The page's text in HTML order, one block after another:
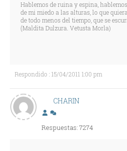
Hablemos de ruina y espina,
de mi miedo a las alturas, lo que
de todo menos del tiempo, que se
(Maldita Dulzura. Vetusta Morla)
Respondido : 15/04/2011 1:00 pm
CHARIN
Respuestas: 7274